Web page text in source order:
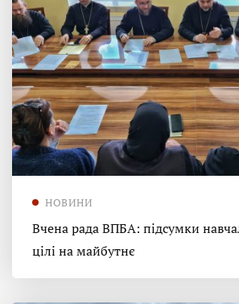
НОВИНИ
Вчена рада ВПБА: підсумки
цілі на майбутнє